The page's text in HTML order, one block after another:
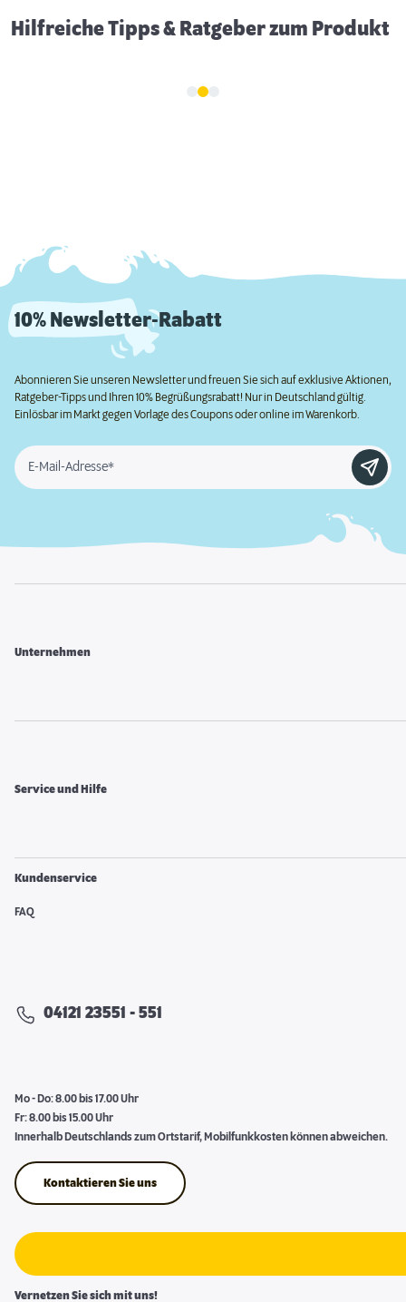
Hilfreiche Tipps & Ratgeber zum Produkt
10% Newsletter-Rabatt
Abonnieren Sie unseren Newsletter und freuen Sie sich auf exklusive Aktionen,
Ratgeber-Tipps und Ihren 10% Begrüßungsrabatt! Nur in Deutschland gültig.
Einlösbar im Markt gegen Vorlage des Coupons oder online im Warenkorb.
E-Mail-Adresse*
Unternehmen
Service und Hilfe
Kundenservice
FAQ
04121 23551 - 551
Mo - Do: 8.00 bis 17.00 Uhr
Fr: 8.00 bis 15.00 Uhr
Innerhalb Deutschlands zum Ortstarif, Mobilfunkkosten können abweichen.
Kontaktieren Sie uns
Vernetzen Sie sich mit uns!